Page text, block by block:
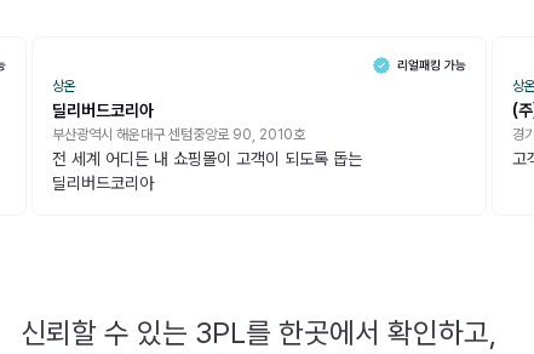
상온
딜리버드코리아
부산광역시 해운대구 센텀중앙로 90, 2010호
전 세계 어디든 내 쇼핑몰이 고객이 되도록 돕는
딜리버드코리아
상
(
경
고
신뢰할 수 있는 3PL를 한곳에서 확인하고,